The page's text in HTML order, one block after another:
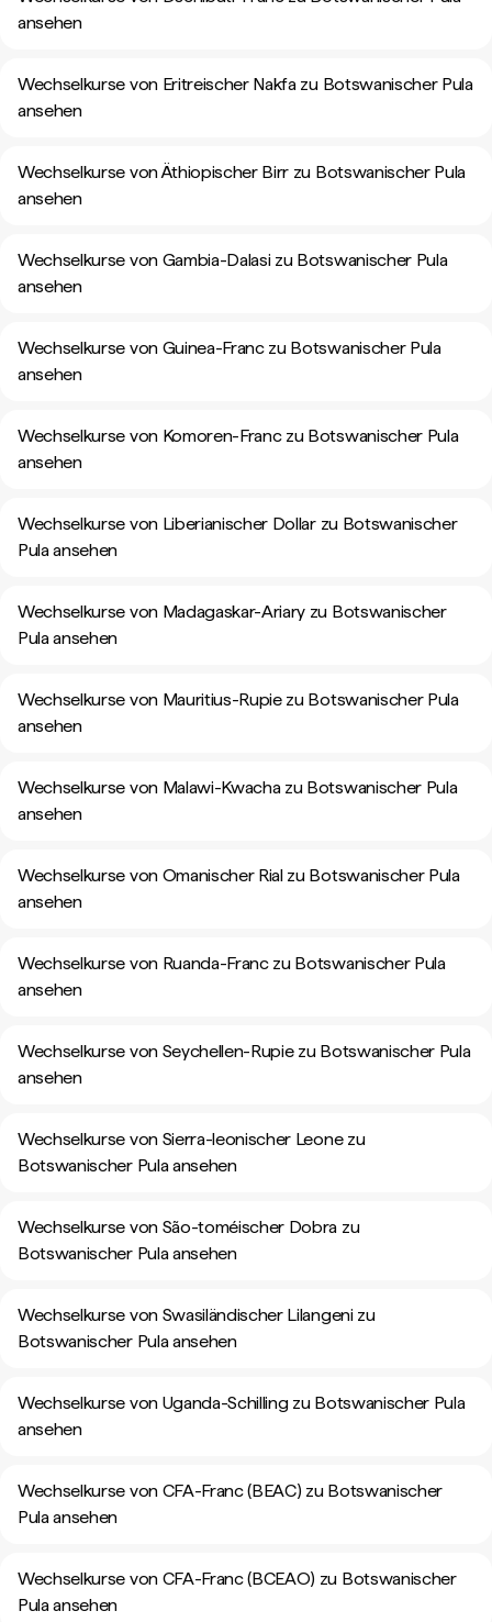
ansehen
Wechselkurse von Eritreischer Nakfa zu Botswanischer Pula
ansehen
Wechselkurse von Äthiopischer Birr zu Botswanischer Pula
ansehen
Wechselkurse von Gambia-Dalasi zu Botswanischer Pula
ansehen
Wechselkurse von Guinea-Franc zu Botswanischer Pula
ansehen
Wechselkurse von Komoren-Franc zu Botswanischer Pula
ansehen
Wechselkurse von Liberianischer Dollar zu Botswanischer
Pula ansehen
Wechselkurse von Madagaskar-Ariary zu Botswanischer
Pula ansehen
Wechselkurse von Mauritius-Rupie zu Botswanischer Pula
ansehen
Wechselkurse von Malawi-Kwacha zu Botswanischer Pula
ansehen
Wechselkurse von Omanischer Rial zu Botswanischer Pula
ansehen
Wechselkurse von Ruanda-Franc zu Botswanischer Pula
ansehen
Wechselkurse von Seychellen-Rupie zu Botswanischer Pula
ansehen
Wechselkurse von Sierra-leonischer Leone zu
Botswanischer Pula ansehen
Wechselkurse von São-toméischer Dobra zu
Botswanischer Pula ansehen
Wechselkurse von Swasiländischer Lilangeni zu
Botswanischer Pula ansehen
Wechselkurse von Uganda-Schilling zu Botswanischer Pula
ansehen
Wechselkurse von CFA-Franc (BEAC) zu Botswanischer
Pula ansehen
Wechselkurse von CFA-Franc (BCEAO) zu Botswanischer
Pula ansehen